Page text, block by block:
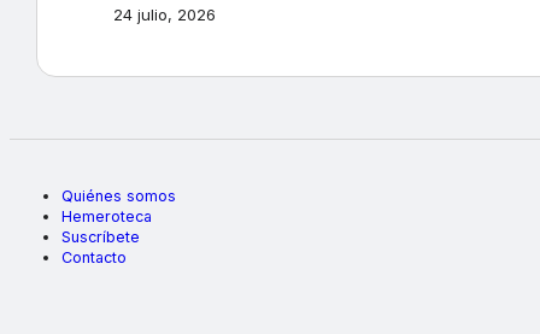
24 julio, 2026
Quiénes somos
Hemeroteca
Suscríbete
Contacto